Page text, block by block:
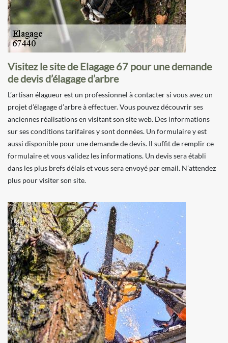
Visitez le site de Elagage 67 pour une demande
de devis d’élagage d’arbre
L’artisan élagueur est un professionnel à contacter si vous avez un
projet d’élagage d’arbre à effectuer. Vous pouvez découvrir ses
anciennes réalisations en visitant son site web. Des informations
sur ses conditions tarifaires y sont données. Un formulaire y est
aussi disponible pour une demande de devis. Il suffit de remplir ce
formulaire et vous validez les informations. Un devis sera établi
dans les plus brefs délais et vous sera envoyé par email. N’attendez
plus pour visiter son site.